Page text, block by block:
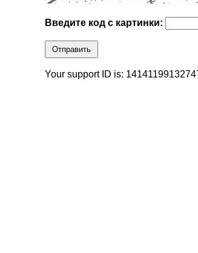
Введите код с картинки:
Отправить
Your support ID is: